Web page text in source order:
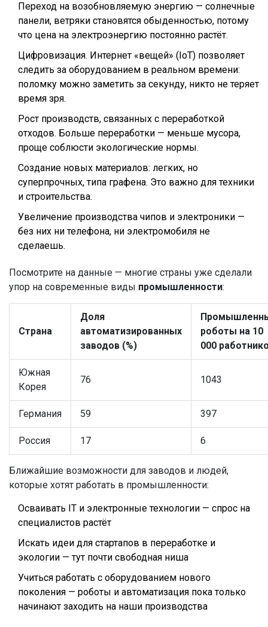
Переход на возобновляемую энергию — солнечные
панели, ветряки становятся обыденностью, потому
что цена на электроэнергию постоянно растёт.
Цифровизация. Интернет «вещей» (IoT) позволяет
следить за оборудованием в реальном времени:
поломку можно заметить за секунду, никто не теряет
время зря.
Рост производств, связанных с переработкой
отходов. Больше переработки — меньше мусора,
проще соблюсти экологические нормы.
Создание новых материалов: легких, но
суперпрочных, типа графена. Это важно для техники
и строительства.
Увеличение производства чипов и электроники —
без них ни телефона, ни электромобиля не
сделаешь.
Посмотрите на данные — многие страны уже сделали
упор на современные виды промышленности:
Страна
Доля
автоматизированных
заводов (%)
роботы на 10
000
Южная
Корея
76 1043
Германия 59 397
Россия 17 6
Ближайшие возможности для заводов и людей,
которые хотят работать в промышленности:
Осваивать IT и электронные технологии — спрос на
специалистов растёт
Искать идеи для стартапов в переработке и
экологии — тут почти свободная ниша
Учиться работать с оборудованием нового
поколения — роботы и автоматизация пока только
начинают заходить на наши производства